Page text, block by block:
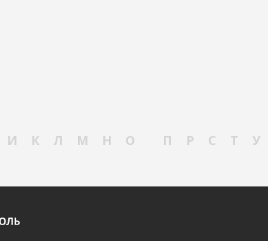
И К Л М Н О П Р С Т У